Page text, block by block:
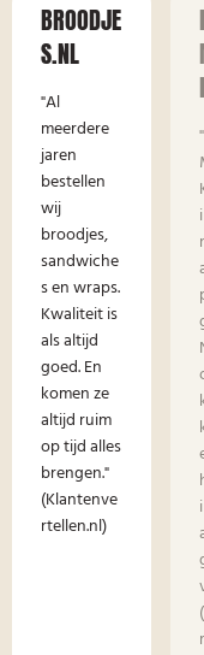
BROODJE
S.NL
"Al
meerdere
jaren
bestellen
wij
broodjes,
sandwiche
s en wraps.
Kwaliteit is
als altijd
goed. En
komen ze
altijd ruim
op tijd alles
brengen."
(Klantenve
rtellen.nl)